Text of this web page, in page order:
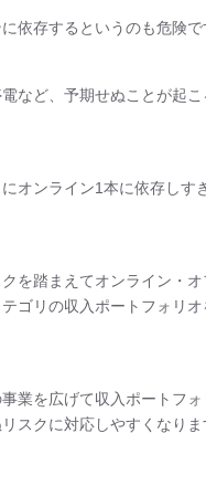
依存するというのも危険で
など、予期せぬことが起こ
オンライン1本に依存しす
を踏まえてオンライン・
ゴリの収入ポートフォリ
業を広げて収入ポートフォ
スクに対応しやすくなりま